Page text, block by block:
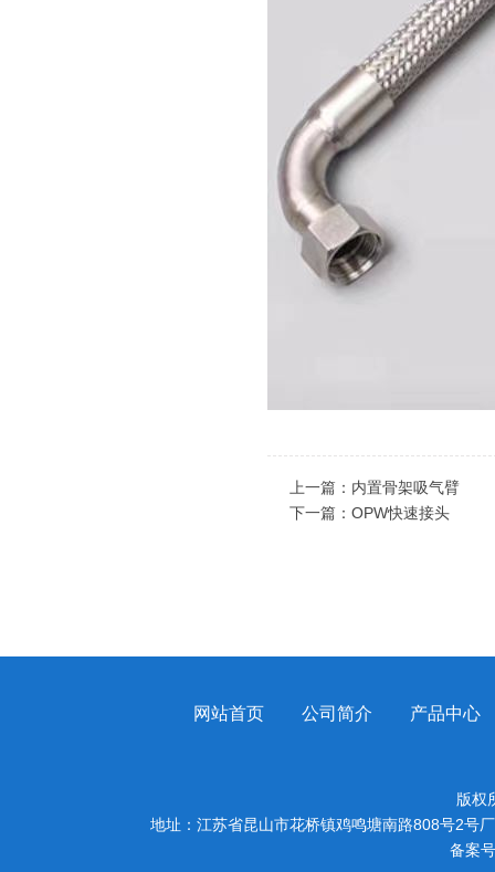
上一篇： 内置骨架吸气臂
下一篇： OPW快速接头
网站首页 公司简介 产品中心
版权
地址：江苏省昆山市花桥镇鸡鸣塘南路808
备案